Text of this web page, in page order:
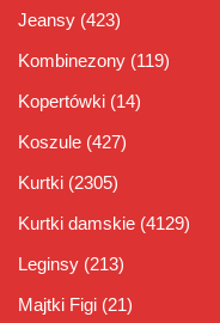
Jeansy (423)
Kombinezony (119)
Kopertówki (14)
Koszule (427)
Kurtki (2305)
Kurtki damskie (4129)
Leginsy (213)
Majtki Figi (21)